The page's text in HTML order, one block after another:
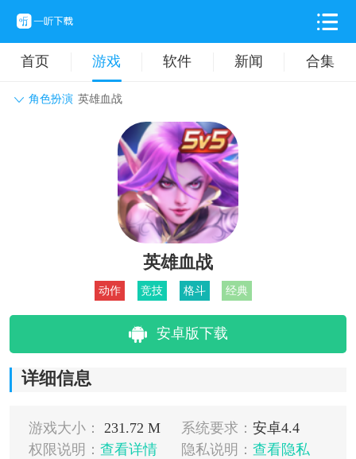
首页 游戏 软件 新闻 合集
角色扮演 英雄血战
动作格斗 休闲益智
卡牌对战 音乐舞蹈
挂机养成
英雄血战
动作 竞技 格斗 经典
安卓版下载
详细信息
游戏大小： 231.72 M 系统要求： 安卓4.4
权限说明： 查看详情 隐私说明： 查看隐私